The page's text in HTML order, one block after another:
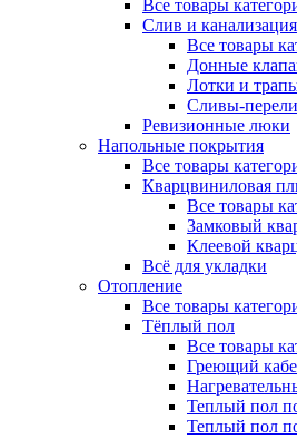
Все товары
Слив и канализация
Все товары
Донные
Лотки и
Сливы-
Ревизионные люки
Напольные покрытия
Все товары
Кварцвиниловая
Все товары
Замковый
Клеевой
Всё для укладки
Отопление
Все товары
Тёплый пол
Все товары
Греющий
Теплый пол
Теплый пол